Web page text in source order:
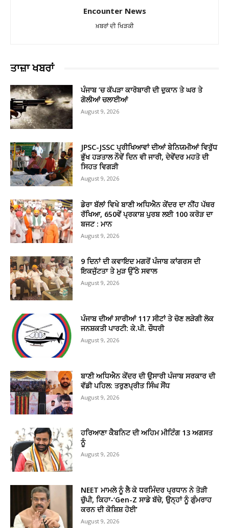
Encounter News
ਖ਼ਬਰਾਂ ਦੀ ਖਿੜਕੀ
ਤਾਜ਼ਾ ਖਬਰਾਂ
ਪੰਜਾਬ ’ਚ ਕੱਪੜਾ ਕਾਰੋਬਾਰੀ ਦੀ ਦੁਕਾਨ ਤੇ ਘਰ ਤੇ
ਗੋਲੀਆਂ ਚਲਾਈਆਂ
August 9, 2026
JPSC-JSSC ਪ੍ਰੀਖਿਆਵਾਂ ਦੀਆਂ ਬੇਨਿਯਮੀਆਂ ਵਿਰੁੱਧ
ਭੁੱਖ ਹੜਤਾਲ ਨੌਵੇਂ ਦਿਨ ਵੀ ਜਾਰੀ, ਦੇਵੇਂਦਰ ਮਹਤੋ ਦੀ
ਸਿਹਤ ਵਿਗੜੀ
August 9, 2026
ਡੇਰਾ ਬੱਲਾਂ ਵਿਖੇ ਬਾਣੀ ਅਧਿਐਨ ਕੇਂਦਰ ਦਾ ਨੀਂਹ ਪੱਥਰ
ਰੱਖਿਆ, 650ਵੇਂ ਪ੍ਰਕਾਸ਼ ਪੁਰਬ ਲਈ 100 ਕਰੋੜ ਦਾ
ਬਜਟ : ਮਾਨ
August 9, 2026
9 ਦਿਨਾਂ ਦੀ ਕਵਾਇਦ ਮਗਰੋਂ ਪੰਜਾਬ ਕਾਂਗਰਸ ਦੀ
ਇਕਜੁੱਟਤਾ ਤੇ ਮੁੜ ਉੱਠੇ ਸਵਾਲ
August 9, 2026
ਪੰਜਾਬ ਦੀਆਂ ਸਾਰੀਆਂ 117 ਸੀਟਾਂ ਤੇ ਚੋਣ ਲੜੇਗੀ ਲੋਕ
ਜਨਸ਼ਕਤੀ ਪਾਰਟੀ: ਕੇ.ਪੀ. ਚੌਧਰੀ
August 9, 2026
ਬਾਣੀ ਅਧਿਐਨ ਕੇਂਦਰ ਦੀ ਉਸਾਰੀ ਪੰਜਾਬ ਸਰਕਾਰ ਦੀ
ਵੱਡੀ ਪਹਿਲ: ਤਰੁਣਪ੍ਰੀਤ ਸਿੰਘ ਸੌਂਧ
August 9, 2026
ਹਰਿਆਣਾ ਕੈਬਨਿਟ ਦੀ ਅਹਿਮ ਮੀਟਿੰਗ 13 ਅਗਸਤ
ਨੂੰ
August 9, 2026
NEET ਮਾਮਲੇ ਨੂੰ ਲੈ ਕੇ ਧਰਮਿੰਦਰ ਪ੍ਰਧਾਨ ਨੇ ਤੋੜੀ
ਚੁੱਪੀ, ਕਿਹਾ-‘Gen-Z ਸਾਡੇ ਬੱਚੇ, ਉਨ੍ਹਾਂ ਨੂੰ ਗੁੰਮਰਾਹ
ਕਰਨ ਦੀ ਕੋਸ਼ਿਸ਼ ਹੋਈ’
August 9, 2026